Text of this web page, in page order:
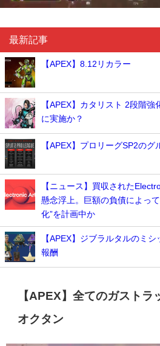
最新記事
【APEX】8.12リカラー
【APEX】カタリスト 2段階
に実施か？
【APEX】プロリーグSP2のグ
【ニュース】買収された
懸念浮上。巨額の負債によっ
化”を計画中か
【APEX】ジブラルタルのミ
報酬
【APEX】全てのガストラ
オクタン